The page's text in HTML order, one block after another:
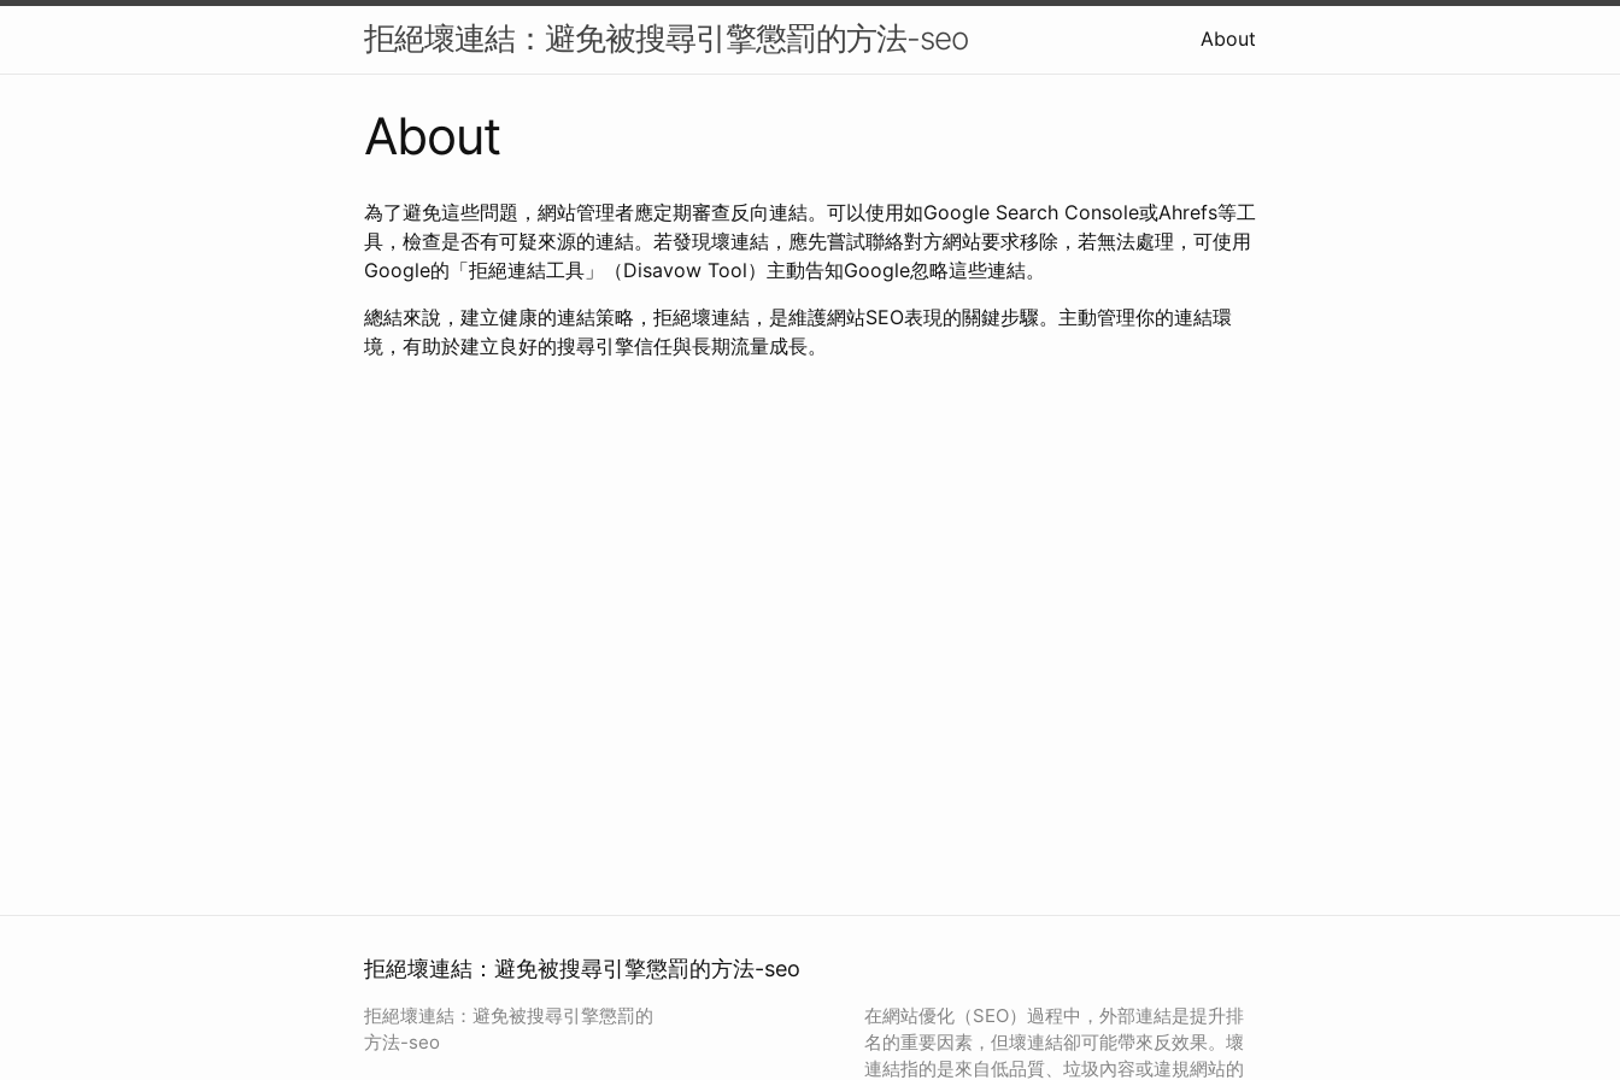
拒絕壞連結：避免被搜尋引擎懲罰的方法-seo About
About
為了避免這些問題，網站管理者應定期審查反向連結。可以使用如Google Search Console或Ahrefs等工
具，檢查是否有可疑來源的連結。若發現壞連結，應先嘗試聯絡對方網站要求移除，若無法處理，可使用
Google的「拒絕連結工具」（Disavow Tool）主動告知Google忽略這些連結。
總結來說，建立健康的連結策略，拒絕壞連結，是維護網站SEO表現的關鍵步驟。主動管理你的連結環
境，有助於建立良好的搜尋引擎信任與長期流量成長。
拒絕壞連結：避免被搜尋引擎懲罰的方法-seo
拒絕壞連結：避免被搜尋引擎懲罰的
方法-seo
在網站優化（SEO）過程中，外部連結是提升排
名的重要因素，但壞連結卻可能帶來反效果。壞
連結指的是來自低品質、垃圾內容或違規網站的